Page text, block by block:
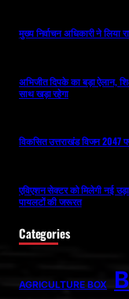
मुख्य निर्वाचन अधिकारी ने
अभिजीत दिपके का बड़ा ऐलान,
साथ खड़ा रहेगा
विकसित उत्तराखंड विजन 2047
एविएशन सेक्टर को मिलेगी नई
पायलटों की जरूरत
Categories
AGRICULTURE BOX